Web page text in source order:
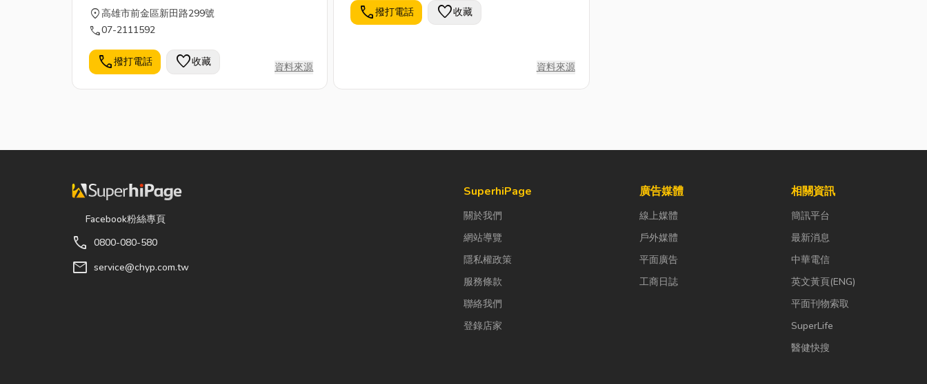
location_on高雄市前金區新田路299號
call07-2111592
call撥打電話 favorite收藏 資料來源
call撥打電話 favorite收藏
資料來源
Facebook粉絲專頁
call 0800-080-580
mail service@chyp.com.tw
SuperhiPage
關於我們
網站導覽
隱私權政策
服務條款
聯絡我們
登錄店家
廣告媒體
線上媒體
戶外媒體
平面廣告
工商日誌
相關資訊
簡訊平台
最新消息
中華電信
英文黃頁(ENG)
平面刊物索取
SuperLife
醫健快搜